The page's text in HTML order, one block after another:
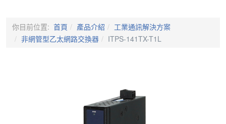
你目前位置: 首頁 產品介紹
工業通訊解決方案
非網管型乙太網路交換器
ITPS-141TX-T1L